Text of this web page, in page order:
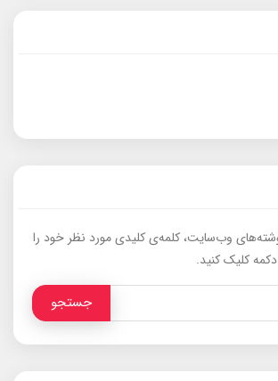
وب‌سایت، کلمه‌ی کلیدی مورد نظر خود را
کلیک کنید.
جستجو